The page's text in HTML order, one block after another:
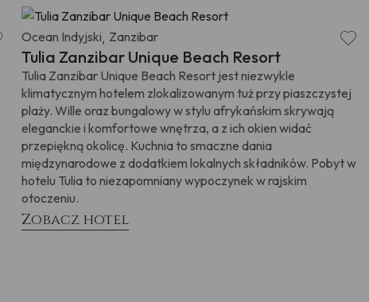
Ocean Indyjski, Zanzibar
Tulia Zanzibar Unique Beach Resort
Tulia Zanzibar Unique Beach Resort jest niezwykle
klimatycznym hotelem zlokalizowanym tuż przy piaszczystej
plaży. Wille oraz bungalowy w stylu afrykańskim skrywają
eleganckie i komfortowe wnętrza, a z ich okien widać
przepiękną okolicę. Kuchnia to smaczne dania
międzynarodowe z dodatkiem lokalnych składników. Pobyt w
hotelu Tulia to niezapomniany wypoczynek w rajskim
otoczeniu.
Zobacz hotel